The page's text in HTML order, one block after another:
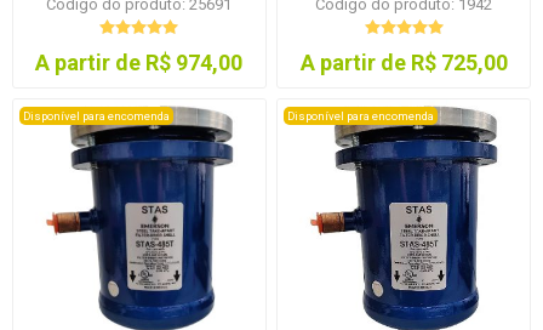
Código do produto: 25691
A partir de R$ 974,00
Código do produto: 1942
A partir de R$ 725,00
Disponível para encomenda Disponível para encomenda